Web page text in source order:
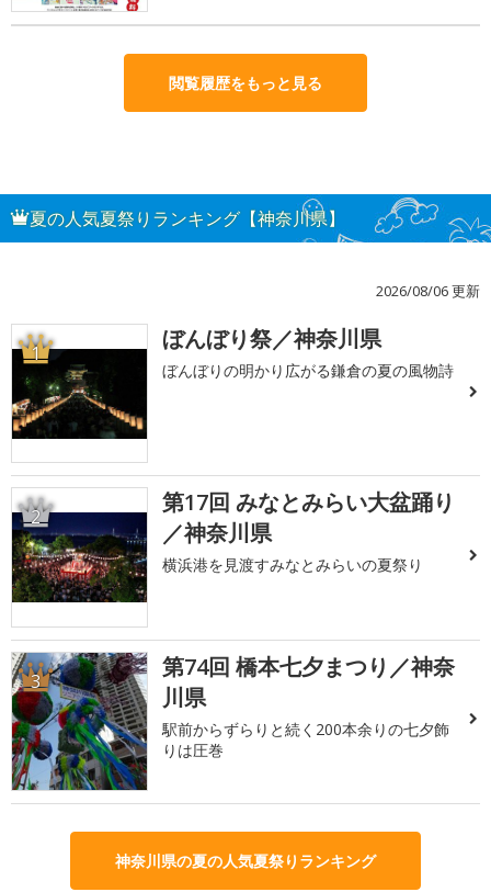
閲覧履歴をもっと見る
夏の人気夏祭りランキング【神奈川県】
2026/08/06 更新
1 ぼんぼり祭／神奈川県
ぼんぼりの明かり広がる鎌倉の夏の風物詩
2
第17回 みなとみらい大盆踊り
／神奈川県
横浜港を見渡すみなとみらいの夏祭り
3
第74回 橋本七夕まつり／神奈
川県
駅前からずらりと続く200本余りの七夕飾
りは圧巻
神奈川県の夏の人気夏祭りランキング